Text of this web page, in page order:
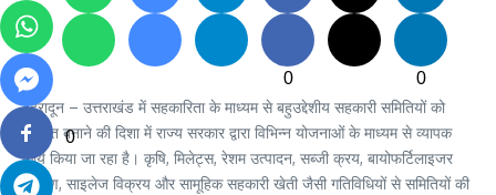
0
0
0
देहरादून – उत्तराखंड में सहकारिता के माध्यम से बहुउद्देशीय सहकारी समितियों को
सशक्त बनाने की दिशा में राज्य सरकार द्वारा विभिन्न योजनाओं के माध्यम से व्यापक
कार्य किया जा रहा है। कृषि, मिलेट्स, रेशम उत्पादन, सब्जी क्रय, बायोफर्टिलाइजर
वितरण, साइलेज विक्रय और सामूहिक सहकारी खेती जैसी गतिविधियों से समितियों की